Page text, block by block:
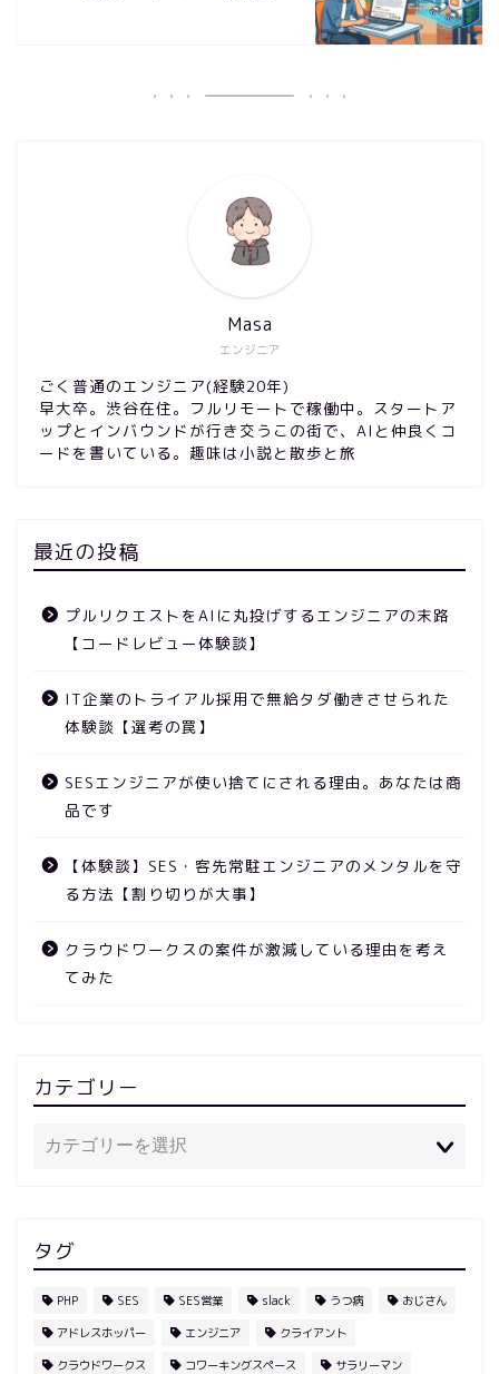
エンジニア
Masa
ごく普通のエンジニア(経験20年)
早大卒。渋谷在住。フルリモートで稼働中。スタートア
ップとインバウンドが行き交うこの街で、AIと仲良くコ
ードを書いている。趣味は小説と散歩と旅
最近の投稿
プルリクエストをAIに丸投げするエンジニアの末路
【コードレビュー体験談】
IT企業のトライアル採用で無給タダ働きさせられた
体験談【選考の罠】
SESエンジニアが使い捨てにされる理由。あなたは商
品です
【体験談】SES・客先常駐エンジニアのメンタルを守
る方法【割り切りが大事】
クラウドワークスの案件が激減している理由を考え
てみた
カテゴリー
タグ
PHP SES SES営業 slack うつ病 おじさん
アドレスホッパー エンジニア クライアント
クラウドワークス コワーキングスペース サラリーマン